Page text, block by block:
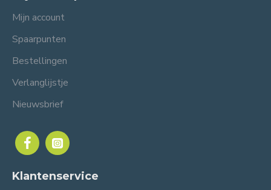
Mijn account
Spaarpunten
Bestellingen
Verlanglijstje
Nieuwsbrief
Klantenservice